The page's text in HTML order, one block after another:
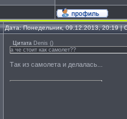
Дата: Понедельник, 09.12.2013, 20:19 |
Цитата Denis ()
а че стоит как самолет??
Так из самолета и делалась...